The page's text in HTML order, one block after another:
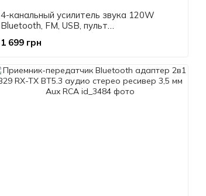
4-канальный усилитель звука 120W
Bluetooth, FM, USB, пульт
1 699 грн